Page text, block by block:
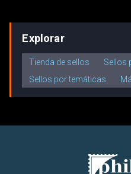
Explorar
Tienda de sellos
Sellos
Sellos por temáticas